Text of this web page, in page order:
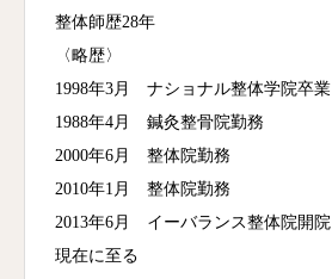
整体師歴28年
〈略歴〉
1998年3月 ナショナル整体学院卒業
1988年4月 鍼灸整骨院勤務
2000年6月 整体院勤務
2010年1月 整体院勤務
2013年6月 イーバランス整体院開院
現在に至る